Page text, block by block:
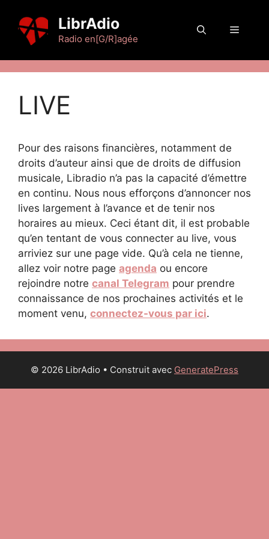
contenu
LibrAdio
Radio en[G/R]agée
Menu
LIVE
Pour des raisons financières, notamment de
droits d’auteur ainsi que de droits de diffusion
musicale, Libradio n’a pas la capacité d’émettre
en continu. Nous nous efforçons d’annoncer nos
lives largement à l’avance et de tenir nos
horaires au mieux. Ceci étant dit, il est probable
qu’en tentant de vous connecter au live, vous
arriviez sur une page vide. Qu’à cela ne tienne,
allez voir notre page agenda ou encore
rejoindre notre canal Telegram pour prendre
connaissance de nos prochaines activités et le
moment venu, connectez-vous par ici.
© 2026 LibrAdio • Construit avec GeneratePress